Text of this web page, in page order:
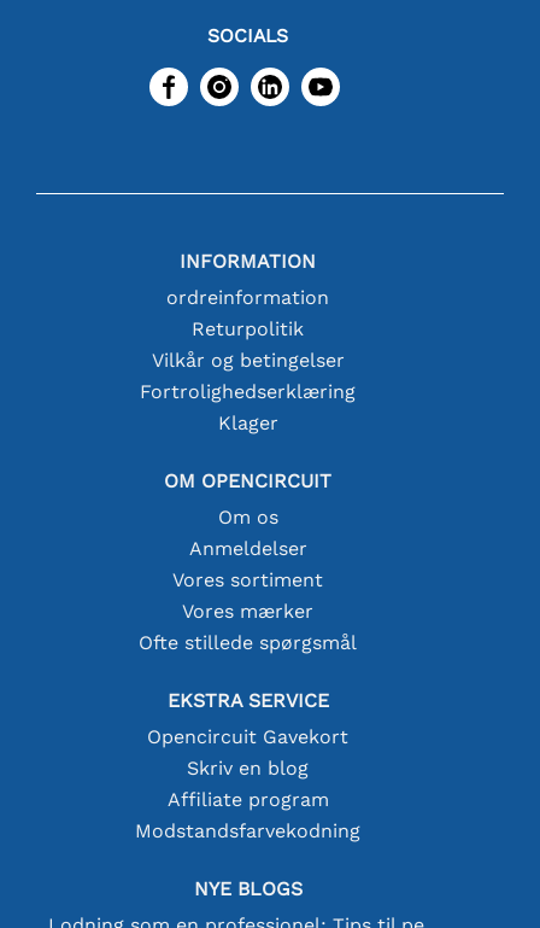
SOCIALS
INFORMATION
ordreinformation
Returpolitik
Vilkår og betingelser
Fortrolighedserklæring
Klager
OM OPENCIRCUIT
Om os
Anmeldelser
Vores sortiment
Vores mærker
Ofte stillede spørgsmål
EKSTRA SERVICE
Opencircuit Gavekort
Skriv en blog
Affiliate program
Modstandsfarvekodning
NYE BLOGS